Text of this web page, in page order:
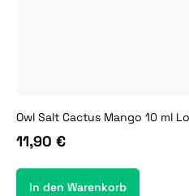
Owl Salt Cactus Mango 10 ml
11,90 €
In den Warenkorb